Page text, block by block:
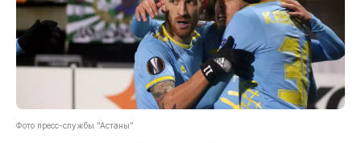
Фото пресс-службы "Астаны"